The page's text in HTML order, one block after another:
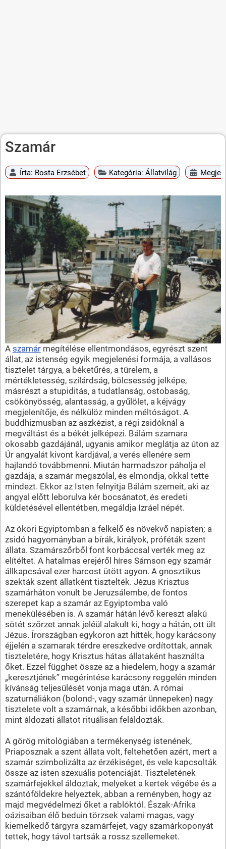
Szamár
Írta: Rosta Erzsébet Kategória:Állatvilág
A szamármegítélése ellentmondásos, egyrészt szent
állat, az istenség egyik megjelenési formája, a vallásos
tisztelet tárgya, a béketűrés, a türelem, a
mértékletesség, szilárdság, bölcsesség jelképe,
másrészt a stupiditás, a tudatlanság, ostobaság,
csökönyösség, alantasság, a gyűlölet, a kéjvágy
megjelenítője, és nélkülöz minden méltóságot. A
buddhizmusban az aszkézist, a régi zsidóknál a
megváltást és a békét jelképezi. Bálám szamara
okosabb gazdájánál, ugyanis amikor meglátja az úton az
Úr angyalát kivont kardjával, a verés ellenére sem
hajlandó továbbmenni. Miután harmadszor páholja el
gazdája, a szamár megszólal, és elmondja, okkal tette
mindezt. Ekkor az Isten felnyitja Bálám szemeit, aki az
angyal előtt leborulva kér bocsánatot, és eredeti
küldetésével ellentétben, megáldja Izráel népét.
Az ókori Egyiptomban a felkelő és növekvő napisten; a
zsidó hagyományban a bírák, királyok, próféták szent
állata. Szamárszőrből font korbáccsal verték meg az
elítéltet. A hatalmas erejéről híres Sámson egy szamár
állkapcsával ezer harcost ütött agyon. A gnosztikus
szekták szent állatként tisztelték. Jézus Krisztus
szamárháton vonult be Jeruzsálembe, de fontos
szerepet kap a szamár az Egyiptomba való
menekülésében is. A szamár hátán lévő kereszt alakú
sötét szőrzet annak jeléül alakult ki, hogy a hátán, ott ült
Jézus. Írországban egykoron azt hitték, hogy karácsony
éjjelén a szamarak térdre ereszkedve ordítottak, annak
tiszteletére, hogy Krisztus hátas állataként használta
őket. Ezzel függhet össze az a hiedelem, hogy a szamár
„keresztjének” megérintése karácsony reggelén minden
kívánság teljesülését vonja maga után. A római
szaturnáliákon (bolond-, vagy szamár ünnepeken) nagy
tisztelete volt a szamárnak, a későbbi időkben azonban,
mint áldozati állatot rituálisan feláldozták.
A görög mitológiában a termékenység istenének,
Priaposznak a szent állata volt, feltehetően azért, mert a
szamár szimbolizálta az érzékiséget, és vele kapcsolták
össze az isten szexuális potenciáját. Tiszteletének
szamárfejekkel áldoztak, melyeket a kertek végébe és a
szántóföldekre helyeztek, abban a reményben, hogy az
majd megvédelmezi őket a rablóktól. Észak-Afrika
oázisaiban élő beduin törzsek valami magas, vagy
kiemelkedő tárgyra szamárfejet, vagy szamárkoponyát
tettek, hogy távol tartsák a rossz szellemeket.